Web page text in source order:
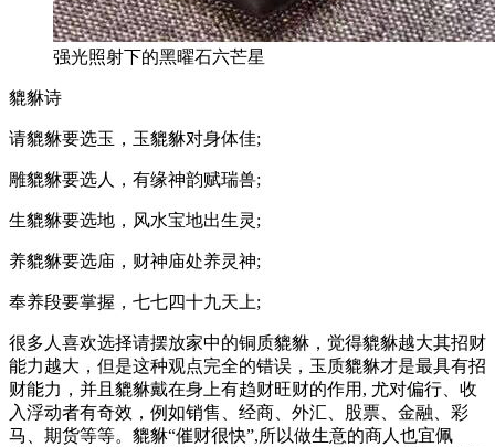
强光照射下的黑曜石六芒星
貔貅诗
请貔貅要选玉，玉貔貅对身体佳;
雕貔貅要选人，有缘神韵赋瑞兽;
生貔貅要选地，风水宝地出生灵;
养貔貅要选庙，财神庙处养灵神;
奉养段要掌握，七七四十九天上;
很多人喜欢选择请摆放家中的铜质貔貅，觉得貔貅越大其招财
能力越大，但是这种观点完全的错误，玉质貔貅才是最具有招
财能力，并且貔貅戴在身上有趋财旺财的作用, 尤对偏行、收
入浮动者有奇效，例如销售、经商、外汇、股票、金融、彩
马、期货等等。貔貅“催财很快”,所以做生意的商人也宜佩